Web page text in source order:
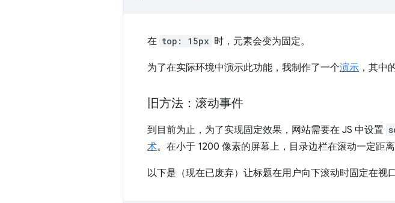
在 top: 15px 时，元素会变为固定。
为了在实际环境中演示此功能，我制作了一个演示 ，其中
旧方法：滚动事件
到目前为止，为了实现固定效果，网站需要在 JS 中设置
术。在小于 1200 像素的屏幕上，目录边栏在滚动一定距
以下是（现在已废弃）让标题在用户向下滚动时固定在视